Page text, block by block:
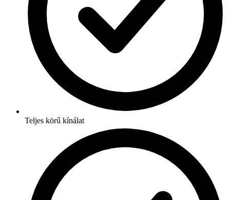
Teljes körű kínálat